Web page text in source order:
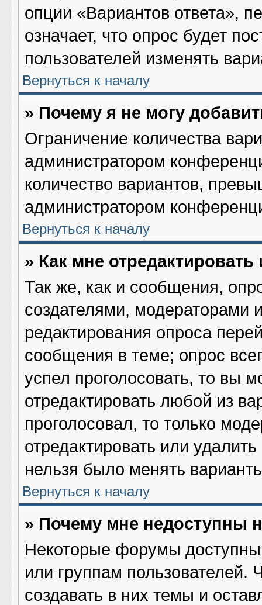
опции «Вариантов ответа»,
означает, что опрос будет
пользователей изменять
Вернуться к началу
» Почему я не могу
Ограничение количества
администратором
количество вариантов,
администратором
Вернуться к началу
» Как мне
Так же, как и сообщения,
создателями, модераторами
редактирования опроса
сообщения в теме; опрос
успел проголосовать, то вы
отредактировать любой из
проголосовал, то только
отредактировать или
нельзя было менять
Вернуться к началу
» Почему мне недоступны
Некоторые форумы
или группам
создавать в них темы и